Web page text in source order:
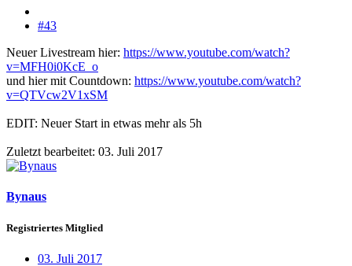
#43
Neuer Livestream hier: https://www.youtube.com/watch?
v=MFH0i0KcE_o
und hier mit Countdown: https://www.youtube.com/watch?
v=QTVcw2V1xSM
EDIT: Neuer Start in etwas mehr als 5h
Zuletzt bearbeitet: 03. Juli 2017
Bynaus
Registriertes Mitglied
03. Juli 2017